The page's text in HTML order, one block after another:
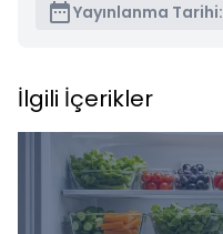
Yayınlanma Tarihi:
İlgili İçerikler